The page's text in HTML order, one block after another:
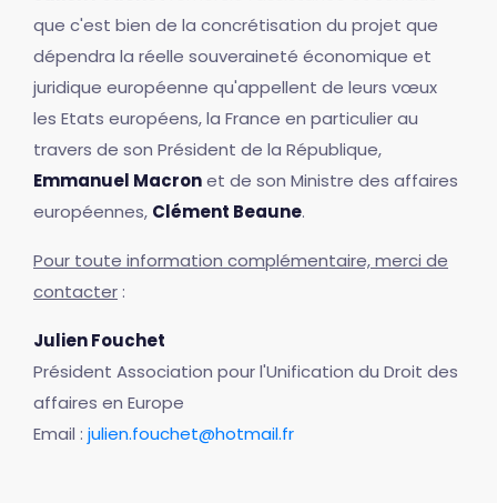
que c'est bien de la concrétisation du projet que
dépendra la réelle souveraineté économique et
juridique européenne qu'appellent de leurs vœux
les Etats européens, la France en particulier au
travers de son Président de la République,
Emmanuel Macronet de son Ministre des affaires
européennes, Clément Beaune.
Pour toute information complémentaire, merci de
contacter :
Julien Fouchet
Président Association pour l'Unification du Droit des
affaires en Europe
Email : julien.fouchet@hotmail.fr